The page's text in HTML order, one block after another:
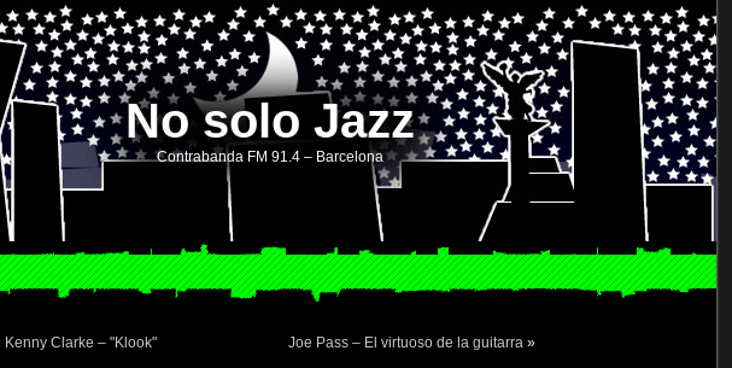
No solo Jazz
Contrabanda FM 91.4 – Barcelona
Kenny Clarke – "Klook" Joe Pass – El virtuoso de la guitarra »